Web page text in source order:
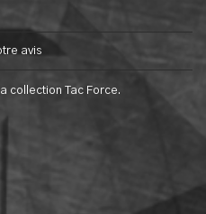
avis
collection Tac Force.